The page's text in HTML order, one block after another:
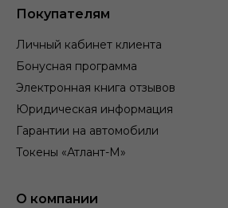
Покупателям
Личный кабинет клиента
Бонусная программа
Электронная книга отзывов
Юридическая информация
Гарантии на автомобили
Токены «Атлант-М»
О компании